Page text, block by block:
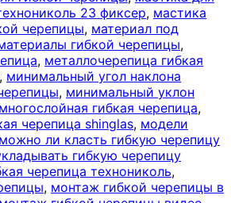
23 фиксер, мастика
черепицы, материал под
гибкой черепицы,
, металлочерепица гибкая
, минимальный угол наклона
, минимальный уклон
многослойная гибкая черепица,
черепица shinglas, модели
можно ли класть гибкую черепицу
гибкую черепицу
черепица технониколь,
, монтаж гибкой черепицы в